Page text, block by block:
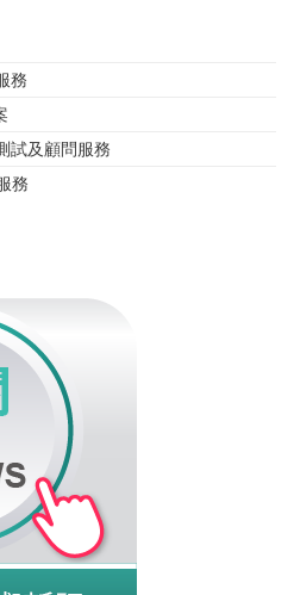
務
試及顧問服務
務